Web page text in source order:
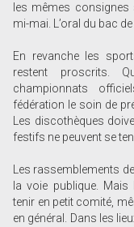
les mêmes
mi-mai. L’oral du bac
En revanche les
restent proscrits.
championnats
fédération le soin de
Les discothèques
festifs ne peuvent se
Les rassemblements
la voie publique.
tenir en petit comité,
en général. Dans les